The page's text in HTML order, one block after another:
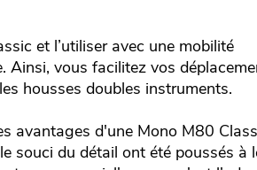
et l’utiliser avec une mobilité
Ainsi, vous facilitez vos
housses doubles instruments.
avantages d'une Mono M80
souci du détail ont été poussés à